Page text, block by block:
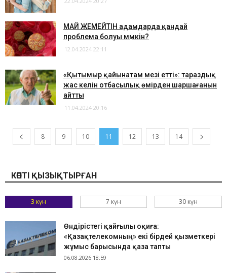
МАЙ ЖЕМЕЙТІН адамдарда қандай
проблема болуы мүмкін?
12.04.2024 22:11
​«Қытымыр қайынатам мезі етті»: тараздық
жас келін отбасылық өмірден шаршағанын
айтты
11.04.2024 20:16
8 9 10 11 12 13 14
КӨПТІ ҚЫЗЫҚТЫРҒАН
3 күн 7 күн 30 күн
Өндірістегі қайғылы оқиға:
«Қазақтелекомның» екі бірдей қызметкері
жұмыс барысында қаза тапты
06.08.2026 18:59